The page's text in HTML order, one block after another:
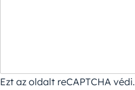
Ezt az oldalt reCAPTCHA védi.